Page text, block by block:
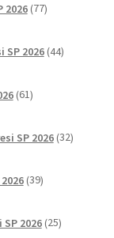
2026 77izdelkov
2026 44izdelkov
61izdelkov
SP 2026 32izdelkov
39izdelkov
2026 25izdelkov